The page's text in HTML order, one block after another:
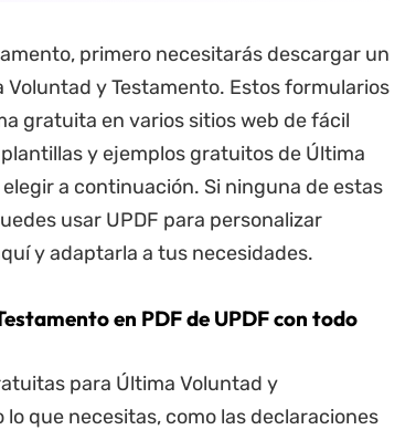
primero necesitarás descargar un
y Testamento. Estos formularios
gratuita en varios sitios web de fácil
y ejemplos gratuitos de Última
a continuación. Si ninguna de estas
usar UPDF para personalizar
y adaptarla a tus necesidades.
en PDF de UPDF con todo
para Última Voluntad y
que necesitas, como las declaraciones